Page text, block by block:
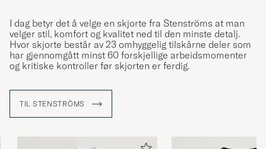
I dag betyr det å velge en skjorte fra Stenströms at man
velger stil, komfort og kvalitet ned til den minste detalj.
Hvor skjorte består av 23 omhyggelig tilskårne deler som
har gjennomgått minst 60 forskjellige arbeidsmomenter
og kritiske kontroller før skjorten er ferdig.
TIL STENSTRÖMS